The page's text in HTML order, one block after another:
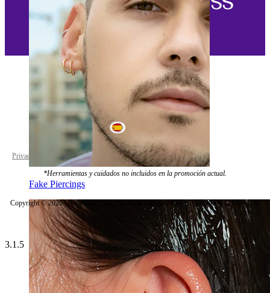
Fake Piercings
Privacy policy Cookie settings
*Herramientas y cuidados no incluidos en la promoción actual.
Copyright © 2026 | Bodymod | Blue Monkeys In Space Ltd. | C 94794 | MT26944223 |
3.1.5